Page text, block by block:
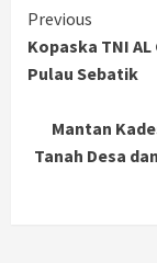
Continue
Reading
Previous
Kopaska TNI
Pulau Sebatik
Mantan
Tanah Desa